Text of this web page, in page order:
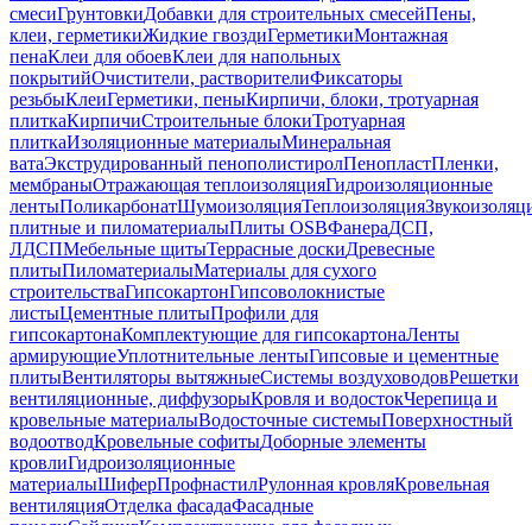
смесиГрунтовкиДобавки для строительных смесейПены,
клеи, герметикиЖидкие гвоздиГерметикиМонтажная
пенаКлеи для обоевКлеи для напольных
покрытийОчистители, растворителиФиксаторы
резьбыКлеиГерметики, пеныКирпичи, блоки, тротуарная
плиткаКирпичиСтроительные блокиТротуарная
плиткаИзоляционные материалыМинеральная
ватаЭкструдированный пенополистиролПенопластПленки,
мембраныОтражающая теплоизоляцияГидроизоляционные
лентыПоликарбонатШумоизоляцияТеплоизоляция
плитные и пиломатериалыПлиты OSBФанераДСП,
ЛДСПМебельные щитыТеррасные доскиДревесные
плитыПиломатериалыМатериалы для сухого
строительстваГипсокартонГипсоволокнистые
листыЦементные плитыПрофили для
гипсокартонаКомплектующие для гипсокартонаЛенты
армирующиеУплотнительные лентыГипсовые и цементные
плитыВентиляторы вытяжныеСистемы воздуховодовРешетки
вентиляционные, диффузорыКровля и водостокЧерепица и
кровельные материалыВодосточные системыПоверхностный
водоотводКровельные софитыДоборные элементы
кровлиГидроизоляционные
материалыШиферПрофнастилРулонная кровляКровельная
вентиляцияОтделка фасадаФасадные